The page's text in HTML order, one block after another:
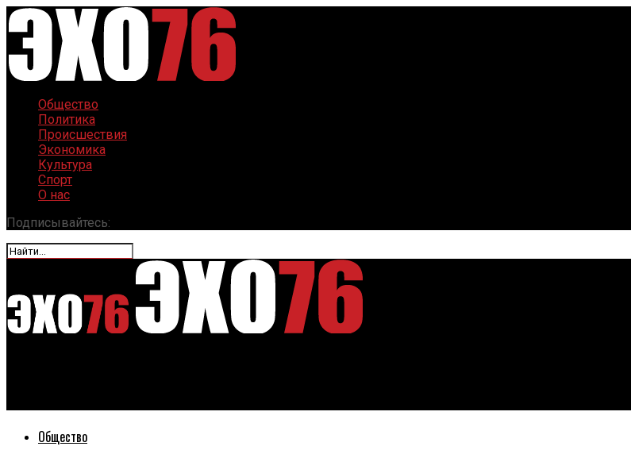
Общество
Политика
Происшествия
Экономика
Культура
Спорт
О нас
Подписывайтесь:
Общество